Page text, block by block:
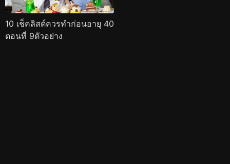
10 เช็คลิสต์ควรทำก่อนอายุ 40
ตอนที่ 9ตัวอย่าง